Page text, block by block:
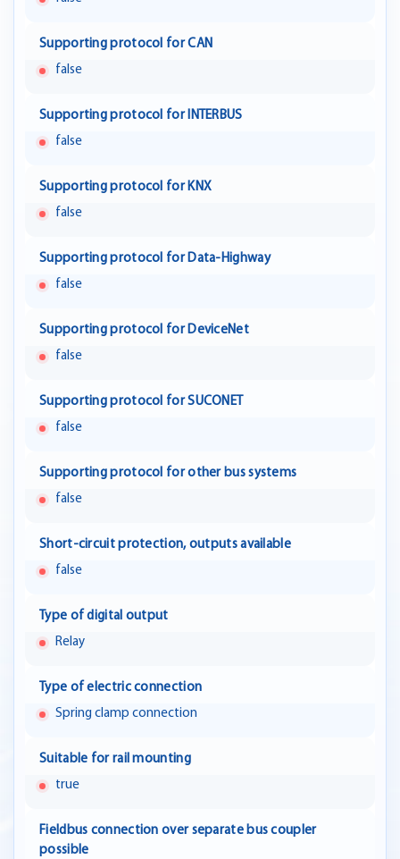
Supporting protocol for CAN
false
Supporting protocol for INTERBUS
false
Supporting protocol for KNX
false
Supporting protocol for Data-Highway
false
Supporting protocol for DeviceNet
false
Supporting protocol for SUCONET
false
Supporting protocol for other bus systems
false
Short-circuit protection, outputs available
false
Type of digital output
Relay
Type of electric connection
Spring clamp connection
Suitable for rail mounting
true
Fieldbus connection over separate bus coupler
possible